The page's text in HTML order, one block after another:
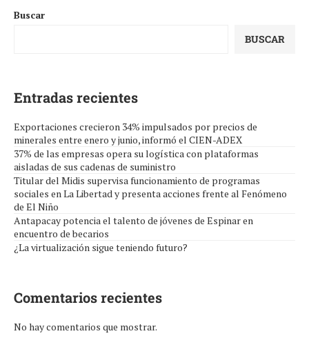
Buscar
BUSCAR
Entradas recientes
Exportaciones crecieron 34% impulsados por precios de
minerales entre enero y junio, informó el CIEN-ADEX
37% de las empresas opera su logística con plataformas
aisladas de sus cadenas de suministro
Titular del Midis supervisa funcionamiento de programas
sociales en La Libertad y presenta acciones frente al Fenómeno
de El Niño
Antapacay potencia el talento de jóvenes de Espinar en
encuentro de becarios
¿La virtualización sigue teniendo futuro?
Comentarios recientes
No hay comentarios que mostrar.